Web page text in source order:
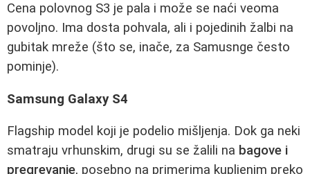
Cena polovnog S3 je pala i može se naći veoma
povoljno. Ima dosta pohvala, ali i pojedinih žalbi na
gubitak mreže (što se, inače, za Samusnge često
pominje).
Samsung Galaxy S4
Flagship model koji je podelio mišljenja. Dok ga neki
smatraju vrhunskim, drugi su se žalili na bagove i
pregrevanje, posebno na primerima kupljenim preko